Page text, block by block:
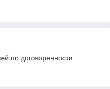
по договоренности